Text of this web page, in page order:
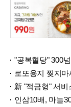
"공복혈당" 300
로또용지 찢지마세요
新 "적금형" 서비스 출시
인삼10배, 마늘